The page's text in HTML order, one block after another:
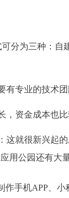
分为三种：自
有专业的技术
，资金成本也
这就很新兴起
用公园还有大